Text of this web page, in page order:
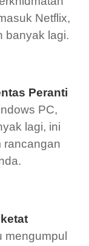
Netflix,
banyak lagi.
Peranti
PC,
lagi, ini
rancangan
mengumpul